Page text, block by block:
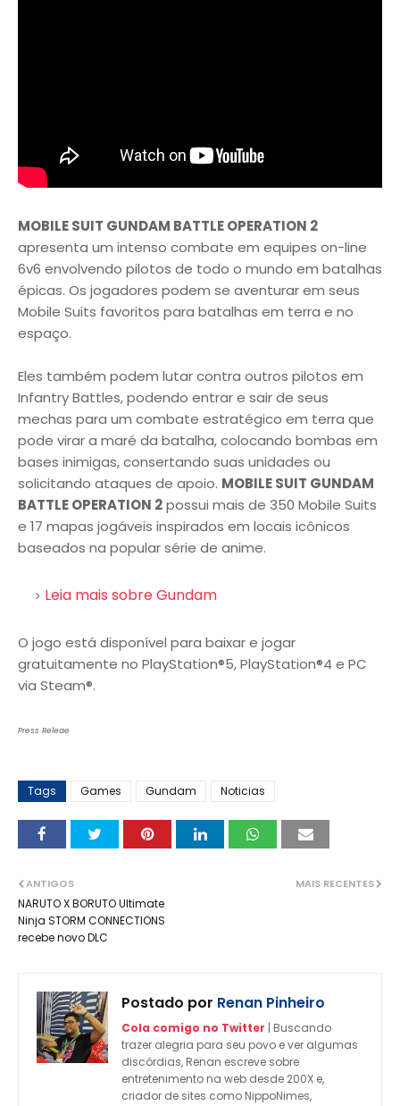
MOBILE SUIT GUNDAM BATTLE OPERATION 2
apresenta um intenso combate em equipes on-line
6v6 envolvendo pilotos de todo o mundo em batalhas
épicas. Os jogadores podem se aventurar em seus
Mobile Suits favoritos para batalhas em terra e no
espaço.
Eles também podem lutar contra outros pilotos em
Infantry Battles, podendo entrar e sair de seus
mechas para um combate estratégico em terra que
pode virar a maré da batalha, colocando bombas em
bases inimigas, consertando suas unidades ou
solicitando ataques de apoio. MOBILE SUIT GUNDAM
BATTLE OPERATION 2possui mais de 350 Mobile Suits
e 17 mapas jogáveis inspirados em locais icônicos
baseados na popular série de anime.
Leia mais sobre Gundam
O jogo está disponível para baixar e jogar
gratuitamente no PlayStation®5, PlayStation®4 e PC
via Steam®.
Press Releae
Tags Games Gundam Noticias
MAIS RECENTES
ANTIGOS
NARUTO X BORUTO Ultimate
Ninja STORM CONNECTIONS
recebe novo DLC
Postado por Renan Pinheiro
Cola comigo no Twitter | Buscando
trazer alegria para seu povo e ver algumas
discórdias, Renan escreve sobre
entretenimento na web desde 200X e,
criador de sites como NippoNimes,